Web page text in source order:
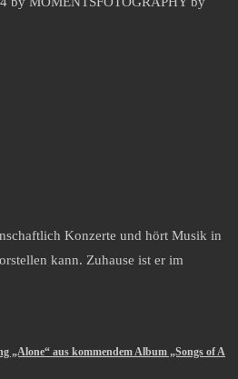
Konzerte und hört Musik in
kann. Zuhause ist er im
„Alone“ aus kommendem Album „Songs of A